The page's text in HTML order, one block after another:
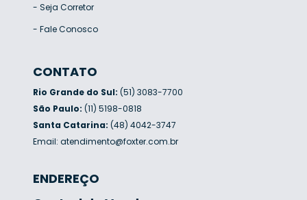
- Seja Corretor
- Fale Conosco
CONTATO
Rio Grande do Sul: (51) 3083-7700
São Paulo: (11) 5198-0818
Santa Catarina: (48) 4042-3747
Email: atendimento@foxter.com.br
ENDEREÇO